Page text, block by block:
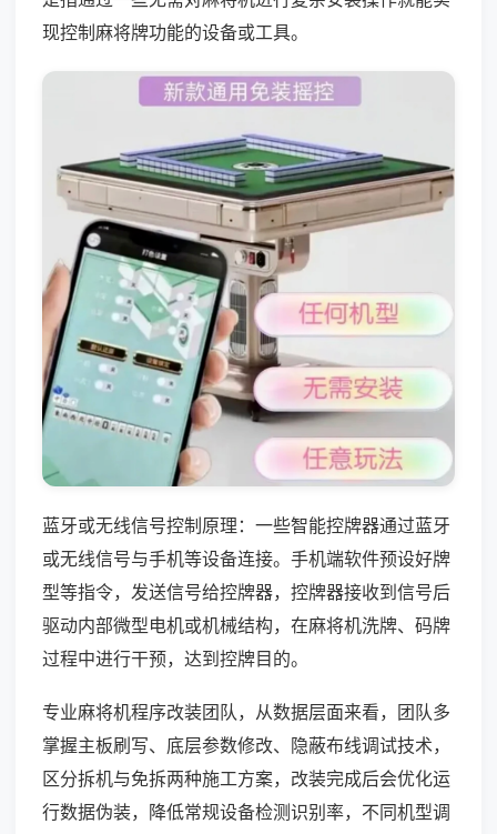
现控制麻将牌功能的设备或工具。
蓝牙或无线信号控制原理：一些智能控牌器通过蓝牙
或无线信号与手机等设备连接。手机端软件预设好牌
型等指令，发送信号给控牌器，控牌器接收到信号后
驱动内部微型电机或机械结构，在麻将机洗牌、码牌
过程中进行干预，达到控牌目的。
专业麻将机程序改装团队，从数据层面来看，团队多
掌握主板刷写、底层参数修改、隐蔽布线调试技术，
区分拆机与免拆两种施工方案，改装完成后会优化运
行数据伪装，降低常规设备检测识别率，不同机型调